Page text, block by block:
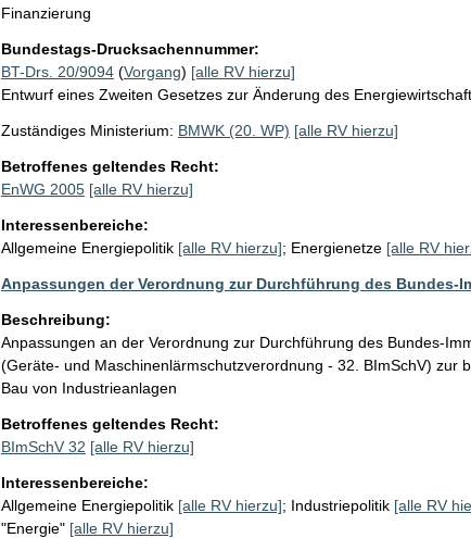
Finanzierung
Bundestags-Drucksachennummer:
BT-Drs. 20/9094(Vorgang) [alle RV hierzu]
Entwurf eines Zweiten Gesetzes zur Änderung des
Zuständiges Ministerium: BMWK (20. WP) [alle RV hierzu]
Betroffenes geltendes Recht:
EnWG 2005 [alle RV hierzu]
Interessenbereiche:
Allgemeine Energiepolitik [alle RV hierzu]; Energienetze [alle RV
Anpassungen der Verordnung zur Durchführung des Bundes-
Beschreibung:
Anpassungen an der Verordnung zur Durchführung des Bundes-
(Geräte- und Maschinenlärmschutzverordnung - 32. BImSchV) zur
Bau von Industrieanlagen
Betroffenes geltendes Recht:
BImSchV 32 [alle RV hierzu]
Interessenbereiche:
Allgemeine Energiepolitik [alle RV hierzu]; Industriepolitik [alle RV
"Energie" [alle RV hierzu]